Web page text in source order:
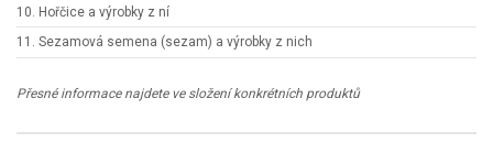
10. Hořčice a výrobky z ní
11. Sezamová semena (sezam) a výrobky z nich
Přesné informace najdete ve složení konkrétních produktů